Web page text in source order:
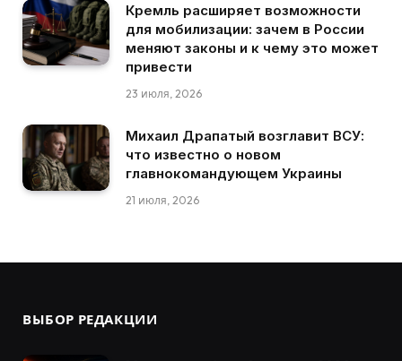
Кремль расширяет возможности
для мобилизации: зачем в России
меняют законы и к чему это может
привести
23 июля, 2026
Михаил Драпатый возглавит ВСУ:
что известно о новом
главнокомандующем Украины
21 июля, 2026
ВЫБОР РЕДАКЦИИ